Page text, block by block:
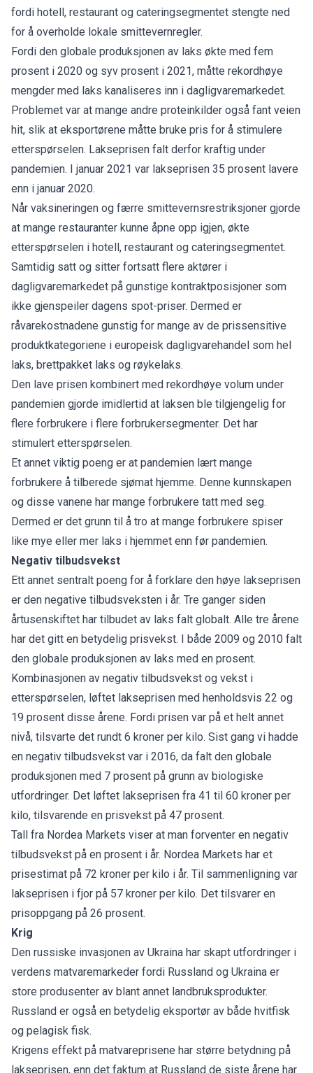
fordi hotell, restaurant og cateringsegmentet stengte ned
for å overholde lokale smittevernregler.
Fordi den globale produksjonen av laks økte med fem
prosent i 2020 og syv prosent i 2021, måtte rekordhøye
mengder med laks kanaliseres inn i dagligvaremarkedet.
Problemet var at mange andre proteinkilder også fant veien
hit, slik at eksportørene måtte bruke pris for å stimulere
etterspørselen. Lakseprisen falt derfor kraftig under
pandemien. I januar 2021 var lakseprisen 35 prosent lavere
enn i januar 2020.
Når vaksineringen og færre smittevernsrestriksjoner gjorde
at mange restauranter kunne åpne opp igjen, økte
etterspørselen i hotell, restaurant og cateringsegmentet.
Samtidig satt og sitter fortsatt flere aktører i
dagligvaremarkedet på gunstige kontraktposisjoner som
ikke gjenspeiler dagens spot-priser. Dermed er
råvarekostnadene gunstig for mange av de prissensitive
produktkategoriene i europeisk dagligvarehandel som hel
laks, brettpakket laks og røykelaks.
Den lave prisen kombinert med rekordhøye volum under
pandemien gjorde imidlertid at laksen ble tilgjengelig for
flere forbrukere i flere forbrukersegmenter. Det har
stimulert etterspørselen.
Et annet viktig poeng er at pandemien lært mange
forbrukere å tilberede sjømat hjemme. Denne kunnskapen
og disse vanene har mange forbrukere tatt med seg.
Dermed er det grunn til å tro at mange forbrukere spiser
like mye eller mer laks i hjemmet enn før pandemien.
Negativ tilbudsvekst
Ett annet sentralt poeng for å forklare den høye lakseprisen
er den negative tilbudsveksten i år. Tre ganger siden
årtusenskiftet har tilbudet av laks falt globalt. Alle tre årene
har det gitt en betydelig prisvekst. I både 2009 og 2010 falt
den globale produksjonen av laks med en prosent.
Kombinasjonen av negativ tilbudsvekst og vekst i
etterspørselen, løftet lakseprisen med henholdsvis 22 og
19 prosent disse årene. Fordi prisen var på et helt annet
nivå, tilsvarte det rundt 6 kroner per kilo. Sist gang vi hadde
en negativ tilbudsvekst var i 2016, da falt den globale
produksjonen med 7 prosent på grunn av biologiske
utfordringer. Det løftet lakseprisen fra 41 til 60 kroner per
kilo, tilsvarende en prisvekst på 47 prosent.
Tall fra Nordea Markets viser at man forventer en negativ
tilbudsvekst på en prosent i år. Nordea Markets har et
prisestimat på 72 kroner per kilo i år. Til sammenligning var
lakseprisen i fjor på 57 kroner per kilo. Det tilsvarer en
prisoppgang på 26 prosent.
Krig
Den russiske invasjonen av Ukraina har skapt utfordringer i
verdens matvaremarkeder fordi Russland og Ukraina er
store produsenter av blant annet landbruksprodukter.
Russland er også en betydelig eksportør av både hvitfisk
og pelagisk fisk.
Krigens effekt på matvareprisene har større betydning på
lakseprisen, enn det faktum at Russland de siste årene har